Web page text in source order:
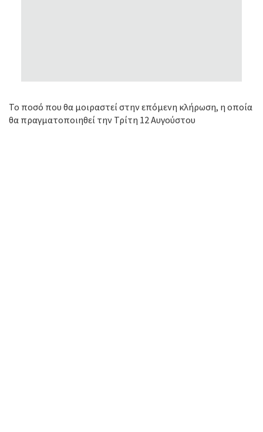
Το ποσό που θα μοιραστεί στην επόμενη κλήρωση, η οποία
θα πραγματοποιηθεί την Τρίτη 12 Αυγούστου